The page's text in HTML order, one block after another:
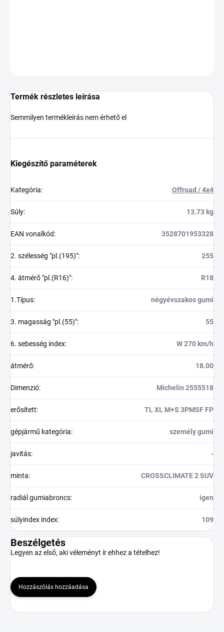
Termék részletes leírása
Semmilyen termékleírás nem érhető el
Kiegészítő paraméterek
Kategória: Offroad / 4x4
Súly: 13.73 kg
EAN vonalkód: 3528701953328
2. szélesség "pl.(195)": 255
4. átmérő "pl.(R16)": R18
1.Típus: négyévszakos gumi
3. magasság "pl.(55)": 55
6. sebesség index: W 270 km/h
átmérő: 18.00
Dimenzió: Michelin 2555518
erősített: TL XL M+S 3PMSF FP
gépjármű kategória: személy gumi
javitás: -
minta: CROSSCLIMATE 2 SUV
radiál gumiabroncs: igen
súlyindex index: 109
Beszélgetés
Legyen az első, aki véleményt ír ehhez a tételhez!
Hozzászólás hozzáadása